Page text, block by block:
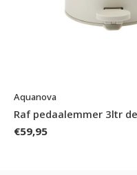
Aquanova
Raf pedaalemmer 3ltr
€59,95